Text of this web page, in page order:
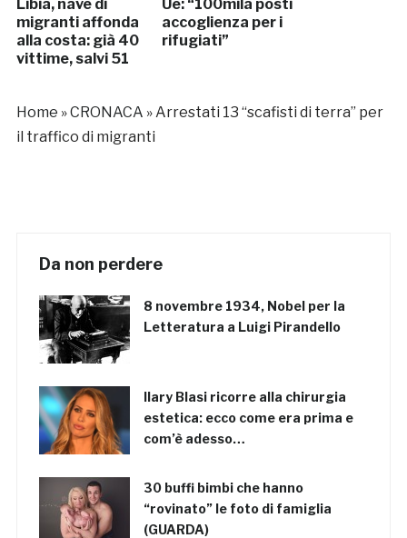
Libia, nave di
migranti affonda
alla costa: già 40
vittime, salvi 51
Ue: “100mila posti
accoglienza per i
rifugiati”
Home »CRONACA » Arrestati 13 “scafisti di terra” per
il traffico di migranti
Da non perdere
8 novembre 1934, Nobel per la
Letteratura a Luigi Pirandello
Ilary Blasi ricorre alla chirurgia
estetica: ecco come era prima e
com’è adesso…
30 buffi bimbi che hanno
“rovinato” le foto di famiglia
(GUARDA)